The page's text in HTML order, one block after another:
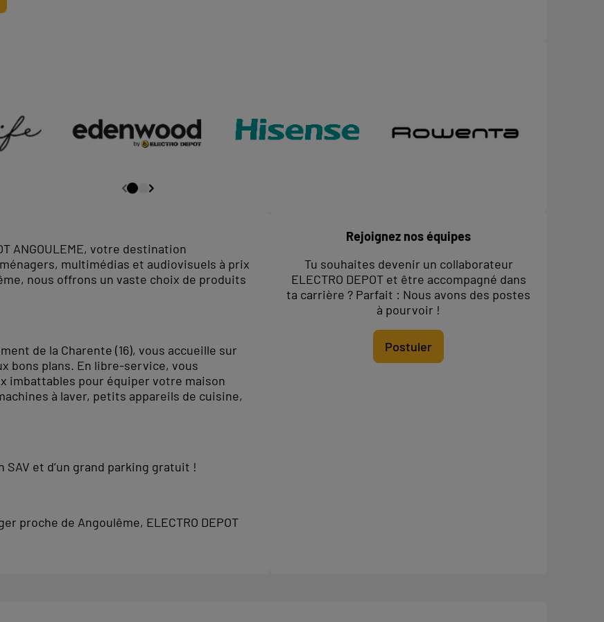
ANGOULEME, votre destination
multimédias et audiovisuels à prix
nous offrons un vaste choix de produits
de la Charente (16), vous accueille sur
bons plans. En libre-service, vous
imbattables pour équiper votre maison
à laver, petits appareils de cuisine,
SAV et d’un grand parking gratuit !
proche de Angoulême, ELECTRO DEPOT
Rejoignez nos équipes
Tu souhaites devenir un collaborateur
ELECTRO DEPOT et être accompagné dans
ta carrière ? Parfait : Nous avons des postes
à pourvoir !
Postuler